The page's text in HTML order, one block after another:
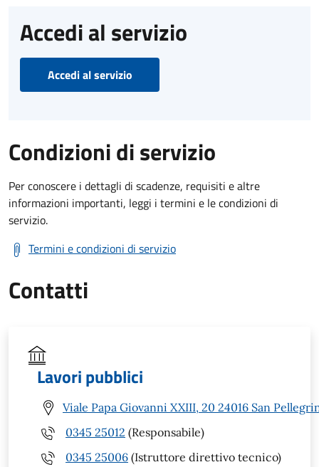
Accedi al servizio
Accedi al servizio
Condizioni di servizio
Per conoscere i dettagli di scadenze, requisiti e altre
informazioni importanti, leggi i termini e le condizioni di
servizio.
Termini e condizioni di servizio
Contatti
Lavori pubblici
Viale Papa Giovanni XXIII, 20 24016 San
0345 25012 (Responsabile)
0345 25006 (Istruttore direttivo tecnico)